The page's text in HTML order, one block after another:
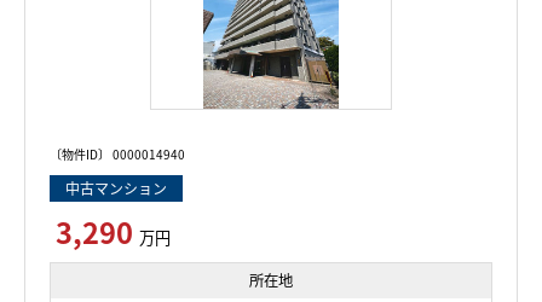
〔物件ID〕 0000014940
中古マンション
3,290 万円
所在地